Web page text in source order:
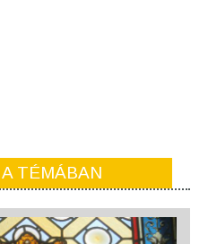
TÉMÁBAN